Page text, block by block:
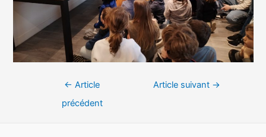
Navigation← Article
précédent
Article suivant →